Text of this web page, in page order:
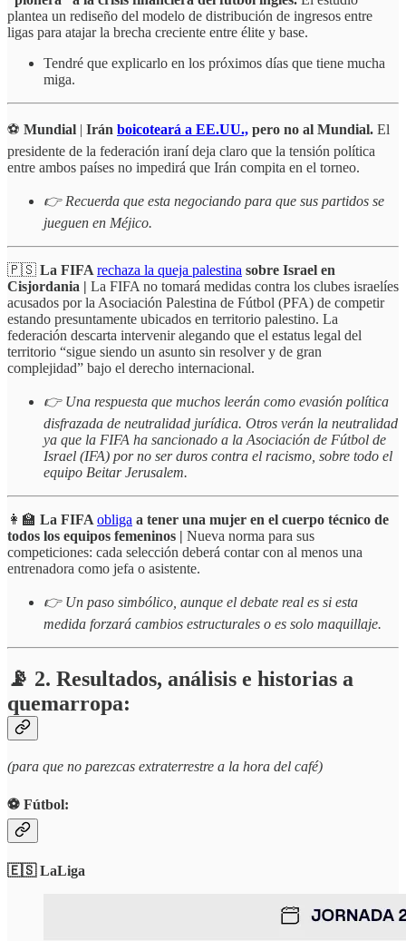
plantea un rediseño del modelo de distribución de ingresos entre
ligas para atajar la brecha creciente entre élite y base.
Tendré que explicarlo en los próximos días que tiene mucha
miga.
⚽ Mundial | Irán boicoteará a EE.UU., pero no al Mundial. El
presidente de la federación iraní deja claro que la tensión política
entre ambos países no impedirá que Irán compita en el torneo.
👉 Recuerda que esta negociando para que sus partidos se
jueguen en Méjico.
🇵🇸 La FIFA rechaza la queja palestina sobre Israel en
Cisjordania | La FIFA no tomará medidas contra los clubes israelíes
acusados por la Asociación Palestina de Fútbol (PFA) de competir
estando presuntamente ubicados en territorio palestino. La
federación descarta intervenir alegando que el estatus legal del
territorio “sigue siendo un asunto sin resolver y de gran
complejidad” bajo el derecho internacional.
👉 Una respuesta que muchos leerán como evasión política
disfrazada de neutralidad jurídica. Otros verán la neutralidad
ya que la FIFA ha sancionado a la Asociación de Fútbol de
Israel (IFA) por no ser duros contra el racismo, sobre todo el
equipo Beitar Jerusalem.
👩‍🏫 La FIFA obliga a tener una mujer en el cuerpo técnico de
todos los equipos femeninos | Nueva norma para sus
competiciones: cada selección deberá contar con al menos una
entrenadora como jefa o asistente.
👉 Un paso simbólico, aunque el debate real es si esta
medida forzará cambios estructurales o es solo maquillaje.
📡 2. Resultados, análisis e historias a
quemarropa:
(para que no parezcas extraterrestre a la hora del café)
⚽️ Fútbol:
🇪🇸 LaLiga